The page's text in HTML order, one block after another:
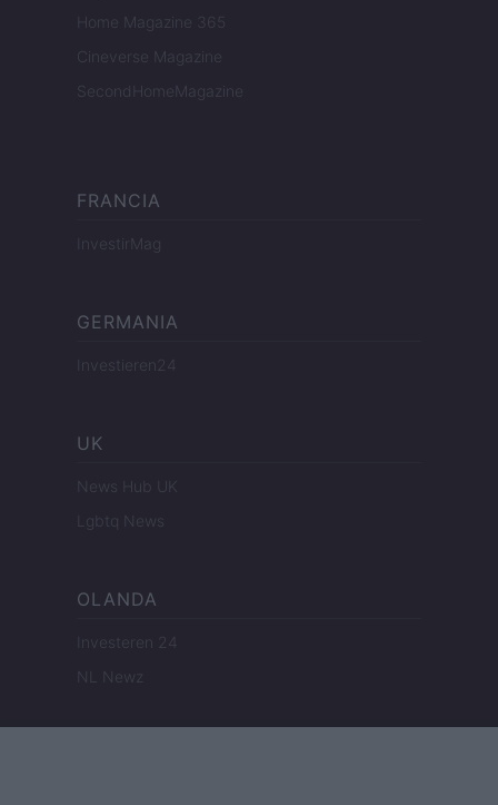
Home Magazine 365
Cineverse Magazine
SecondHomeMagazine
FRANCIA
InvestirMag
GERMANIA
Investieren24
UK
News Hub UK
Lgbtq News
OLANDA
Investeren 24
NL Newz